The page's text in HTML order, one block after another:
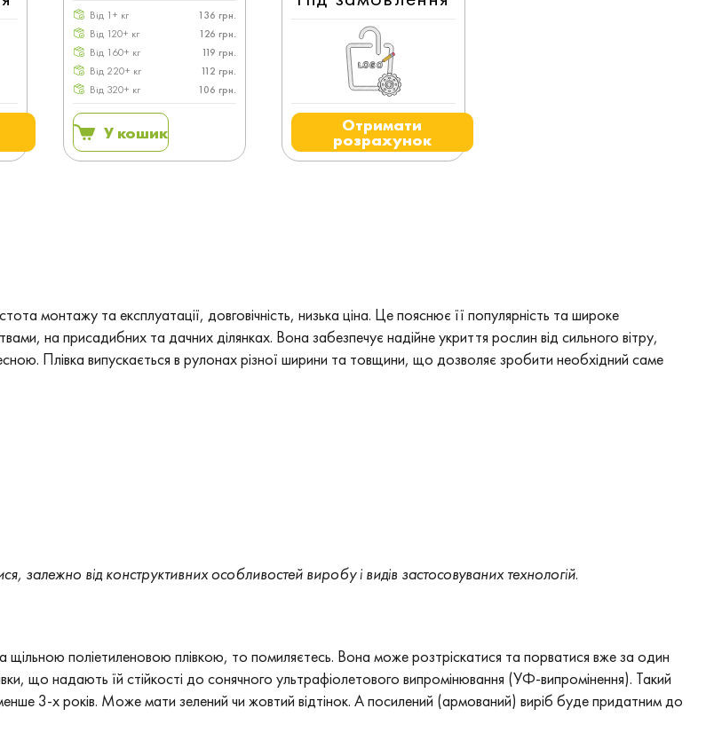
Від 1+ кг
136 грн.
Від 120+ кг
126 грн.
Від 160+ кг
119 грн.
Від 220+ кг
112 грн.
Від 320+ кг
106 грн.
У кошик Отримати
розрахунок
монтажу та експлуатації, довговічність, низька ціна. Це пояснює її популярність та широке
на присадибних та дачних ділянках. Вона забезпечує надійне укриття рослин від сильного вітру,
Плівка випускається в рулонах різної ширини та товщини, що дозволяє зробити необхідний саме
залежно від конструктивних особливостей виробу і видів застосовуваних технологій.
поліетиленовою плівкою, то помиляєтесь. Вона може розтріскатися та порватися вже за один
що надають їй стійкості до сонячного ультрафіолетового випромінювання (УФ-випромінення). Такий
3-х років. Може мати зелений чи жовтий відтінок. А посилений (армований) виріб буде придатним до